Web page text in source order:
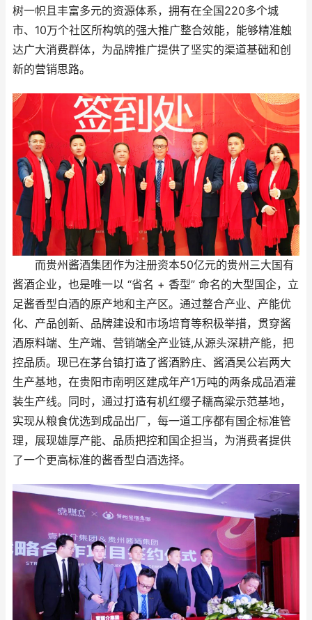
树一帜且丰富多元的资源体系，拥有在全国220多个城
市、10万个社区所构筑的强大推广整合效能，能够精准触
达广大消费群体，为品牌推广提供了坚实的渠道基础和创
新的营销思路。
而贵州酱酒集团作为注册资本50亿元的贵州三大国有
酱酒企业，也是唯一以 “省名 + 香型” 命名的大型国企，立
足酱香型白酒的原产地和主产区。通过整合产业、产能优
化、产品创新、品牌建设和市场培育等积极举措，贯穿酱
酒原料端、生产端、营销端全产业链,从源头深耕产能，把
控品质。现已在茅台镇打造了酱酒黔庄、酱酒吴公岩两大
生产基地，在贵阳市南明区建成年产1万吨的两条成品酒灌
装生产线。同时，通过打造有机红缨子糯高粱示范基地，
实现从粮食优选到成品出厂，每一道工序都有国企标准管
理，展现雄厚产能、品质把控和国企担当，为消费者提供
了一个更高标准的酱香型白酒选择。